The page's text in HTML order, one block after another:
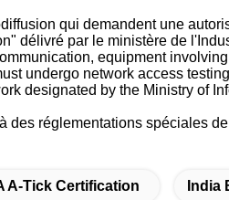
qui demandent une
délivré par le ministère de
equipment
undergo network access
designated by the Ministry of
des réglementations spéciales
A-Tick Certification India